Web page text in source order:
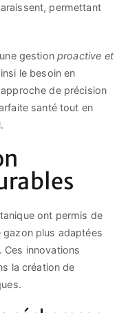
permettant
gestionproactive et
le besoin en
de précision
santé tout en
ont permis de
plus adaptées
Ces innovations
la création de